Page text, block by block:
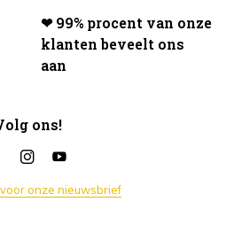
❤ 99% procent van onze
klanten beveelt ons
aan
ons!
onze nieuwsbrief